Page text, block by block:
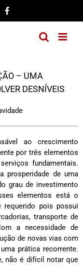
– UMA
DESNÍVEIS
ao crescimento
por três elementos
fundamentais.
prosperidade de uma
grau de investimento
elementos está o
requerido pois possui
transporte de
a necessidade de
de novas vias com
prática recorrente.
não é difícil notar que